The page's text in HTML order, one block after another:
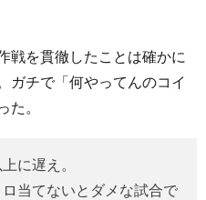
戦を貫徹したことは確かに
ガチで「何やってんのコイ
た。
に遅え。
当てないとダメな試合で